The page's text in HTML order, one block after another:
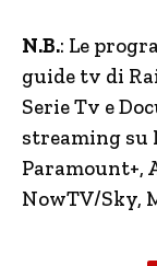
N.B.: Le
guide tv di
Serie Tv e
streaming su
Paramount+,
NowTV/Sky,